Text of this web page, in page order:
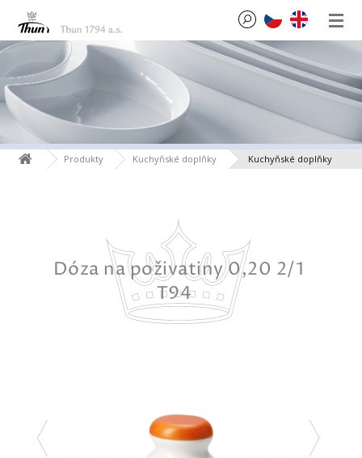
Produkty Kuchyňské doplňky Kuchyňské doplňky
Dóza na poživatiny 0,20 2/1
T94